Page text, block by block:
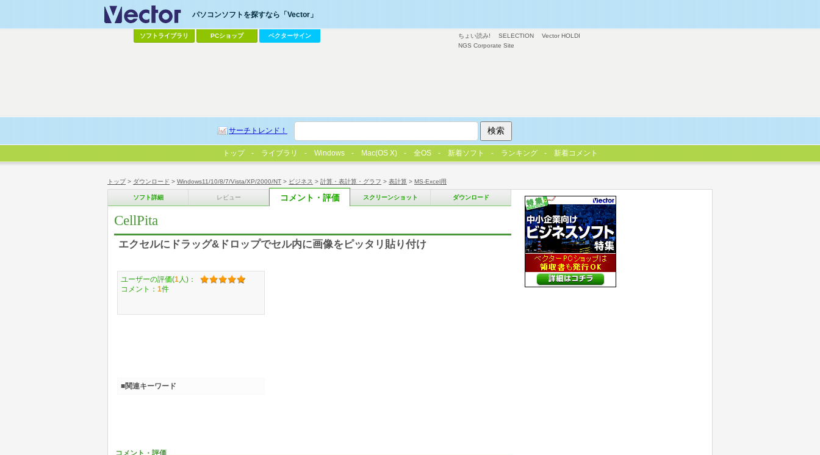
トップ> ダウンロード > Windows11/10/8/7/Vista/XP/2000/NT > ビジネス > 計算・表計算・グラフ > 表計算 > MS-Excel用
ソフト詳細 レビュー コメント・評価 スクリーンショット ダウンロード
CellPita
エクセルにドラッグ&ドロップでセル内に画像をピッタリ貼り付け
コメント・評価
ユーザーの評価(1 人)：
コメント： 1件
■関連キーワード
ちょい読み! SELECTION
Vector HOLDI
NGS Corporate Site
パソコンソフトを探すなら「Vector」
ソフトライブラリ PCショップ ベクターサイン
サーチトレンド！
トップ ライブラリ Windows Mac(OS X) 全OS 新着ソフト ランキング 新着コメント